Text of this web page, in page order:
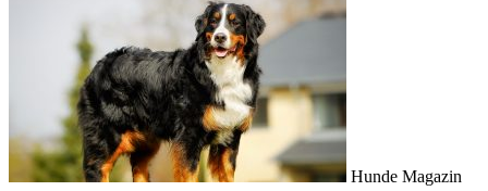
Hunde Magazin